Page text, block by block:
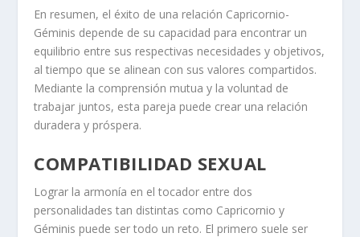
En resumen, el éxito de una relación Capricornio-
Géminis depende de su capacidad para encontrar un
equilibrio entre sus respectivas necesidades y objetivos,
al tiempo que se alinean con sus valores compartidos.
Mediante la comprensión mutua y la voluntad de
trabajar juntos, esta pareja puede crear una relación
duradera y próspera.
COMPATIBILIDAD SEXUAL
Lograr la armonía en el tocador entre dos
personalidades tan distintas como Capricornio y
Géminis puede ser todo un reto. El primero suele ser